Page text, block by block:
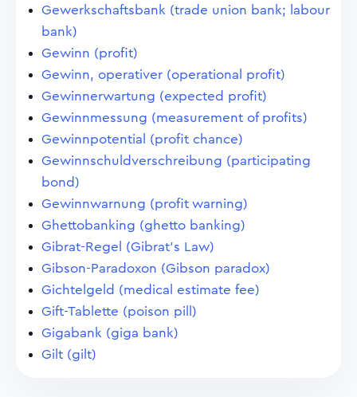
Gewerkschaftsbank (trade union bank; labour
bank)
Gewinn (profit)
Gewinn, operativer (operational profit)
Gewinnerwartung (expected profit)
Gewinnmessung (measurement of profits)
Gewinnpotential (profit chance)
Gewinnschuldverschreibung (participating
bond)
Gewinnwarnung (profit warning)
Ghettobanking (ghetto banking)
Gibrat-Regel (Gibrat's Law)
Gibson-Paradoxon (Gibson paradox)
Gichtelgeld (medical estimate fee)
Gift-Tablette (poison pill)
Gigabank (giga bank)
Gilt (gilt)